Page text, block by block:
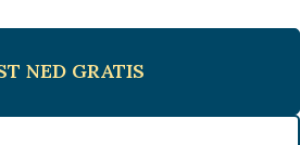
NED GRATIS